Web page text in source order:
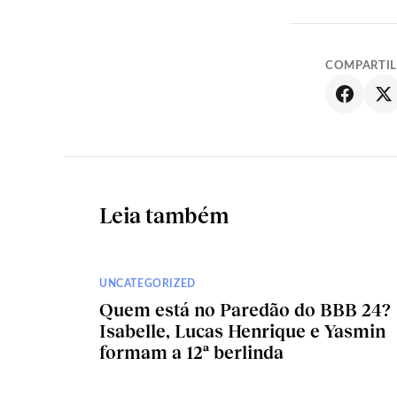
Leia também
UNCATEGORIZED
Quem está no Paredão do BBB 24?
Isabelle, Lucas Henrique e Yasmin
formam a 12ª berlinda